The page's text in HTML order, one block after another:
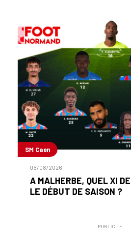
SM Caen
06/08/2026
A MALHERBE, QUEL XI
LE DÉBUT DE SAISON ?
PUBLICITÉ